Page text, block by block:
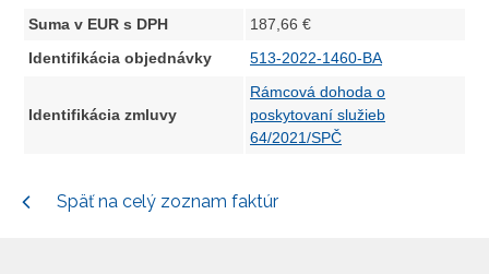
Suma v EUR s DPH
187,66 €
Identifikácia objednávky
513-2022-1460-BA
Identifikácia zmluvy
Rámcová dohoda o
poskytovaní služieb
64/2021/SPČ
Späť na celý zoznam faktúr